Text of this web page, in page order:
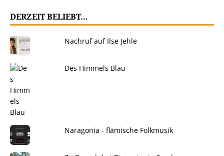
DERZEIT BELIEBT…
Nachruf auf Ilse Jehle
Des Himmels Blau
Naragonia - flämische Folkmusik